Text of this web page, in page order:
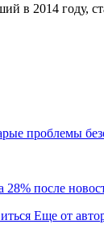
в 2014 году,
проблемы
после
Еще от